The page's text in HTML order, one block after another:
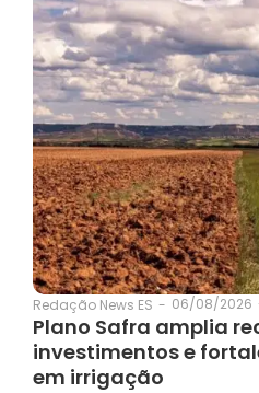
Redação News ES - 06/08/2026
Plano Safra amplia
investimentos e
em irrigação